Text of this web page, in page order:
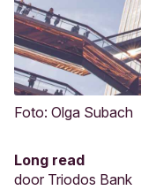
Foto: Olga Subach
Long read
door Triodos Bank